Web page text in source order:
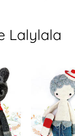
Lalylala